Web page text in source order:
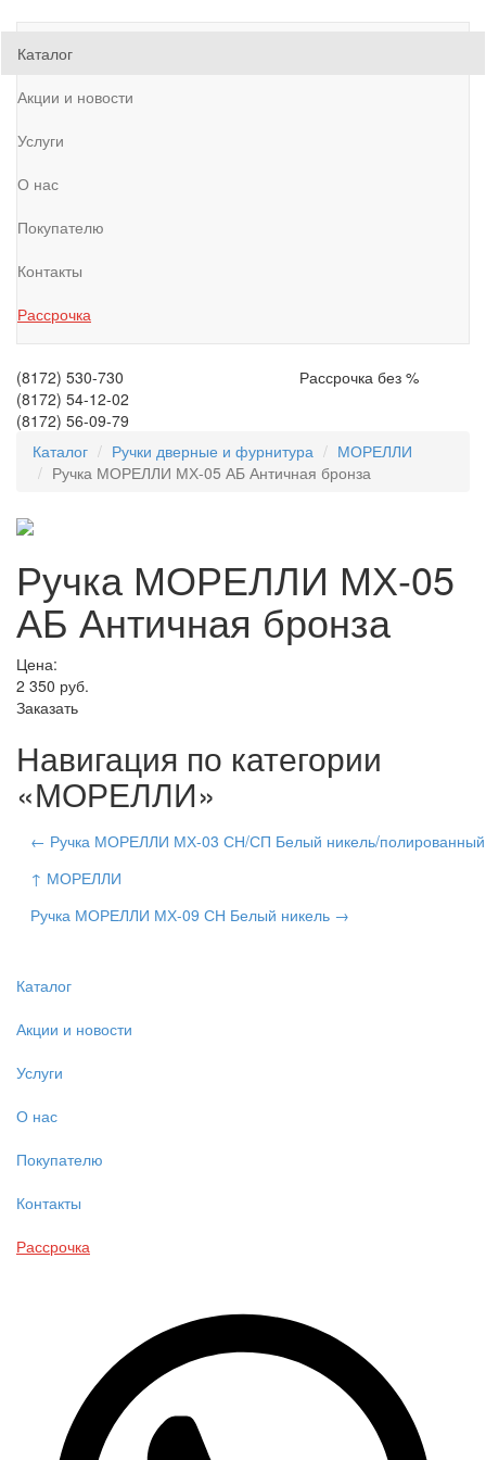
Каталог
Акции и новости
Услуги
О нас
Покупателю
Контакты
Рассрочка
(8172) 530-730
(8172) 54-12-02
(8172) 56-09-79
Рассрочка без %
Каталог Ручки дверные и фурнитура
МОРЕЛЛИ
Ручка МОРЕЛЛИ МХ-05 АБ Античная бронза
Ручка МОРЕЛЛИ МХ-05
АБ Античная бронза
Цена:
2 350 руб.
Заказать
Навигация по категории
«МОРЕЛЛИ»
← Ручка МОРЕЛЛИ МХ-03 СН/СП Белый никель/
↑ МОРЕЛЛИ
Ручка МОРЕЛЛИ МХ-09 СН Белый никель →
Каталог
Акции и новости
Услуги
О нас
Покупателю
Контакты
Рассрочка